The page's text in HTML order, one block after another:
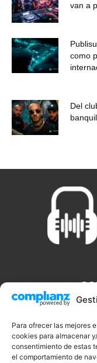
Para ofrecer las mejores
cookies para almacenar
consentimiento de estas
el comportamiento de
van a
como
Del
que necesitas saber
aplicaciones